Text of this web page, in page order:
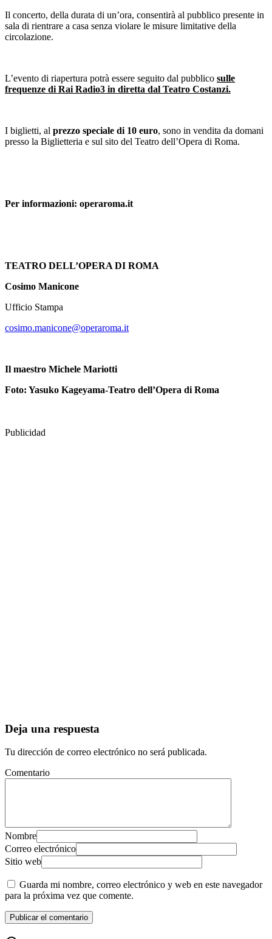
Il concerto, della durata di un’ora, consentirà al pubblico presente in
sala di rientrare a casa senza violare le misure limitative della
circolazione.
L’evento di riapertura potrà essere seguito dal pubblico sulle
frequenze di Rai Radio3 in diretta dal Teatro Costanzi.
I biglietti, al prezzo speciale di 10 euro, sono in vendita da domani
presso la Biglietteria e sul sito del Teatro dell’Opera di Roma.
Per informazioni: operaroma.it
TEATRO DELL’OPERA DI ROMA
Cosimo Manicone
Ufficio Stampa
cosimo.manicone@operaroma.it
Il maestro Michele Mariotti
Foto: Yasuko Kageyama-Teatro dell’Opera di Roma
Publicidad
Deja una respuesta
Tu dirección de correo electrónico no será publicada.
Comentario
Nombre
Correo electrónico
Sitio web
Guarda mi nombre, correo electrónico y web en este navegador
para la próxima vez que comente.